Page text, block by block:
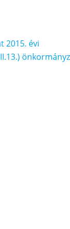
2015. évi